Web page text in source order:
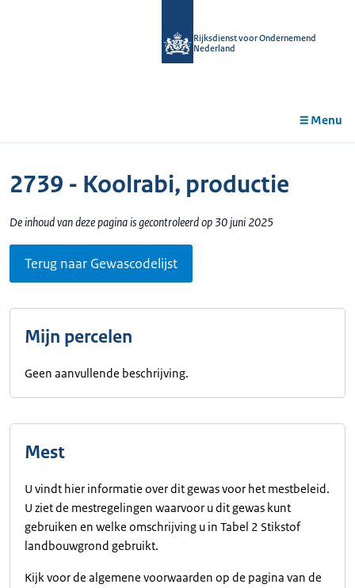
Rijksdienst voor Ondernemend
Nederland
Menu
2739 - Koolrabi, productie
De inhoud van deze pagina is gecontroleerd op 30 juni 2025
Terug naar Gewascodelijst
Mijn percelen
Geen aanvullende beschrijving.
Mest
U vindt hier informatie over dit gewas voor het mestbeleid.
U ziet de mestregelingen waarvoor u dit gewas kunt
gebruiken en welke omschrijving u in Tabel 2 Stikstof
landbouwgrond gebruikt.
Kijk voor de algemene voorwaarden op de pagina van de